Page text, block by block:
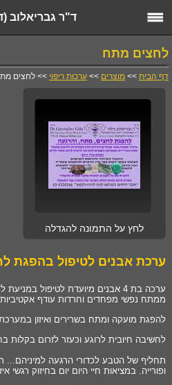
ד"ר גבריאלוב
לחצים מתח
דף הבית >> מוצרים >> ערכות ריפוי >> לחצים
לחץ על התמונה להגדלה
ערכת אבנים לטיפול בהפגת
ערכה בת 4 אבנים מיועדת לטיפול במניעת לחצים מתח וחרדה. לשחרור
ממתח נפשי מפחדים וחרדות עודף
להפגת מועקה ומתח בשרירים ואיזון
לחשיבה חיובית לרוגע וכעזר לזרום בקלות
תחליף של הטבע לכדורי הרגעה למיניהם...
ופורייה. במציאות חיי היום יום בחיזוק רגשי